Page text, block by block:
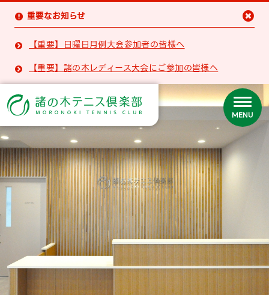
 重要なお知らせ
 【重要】日曜日月例大会参加者の皆様へ
 【重要】諸の木レディース大会にご参加の皆様へ

MENU